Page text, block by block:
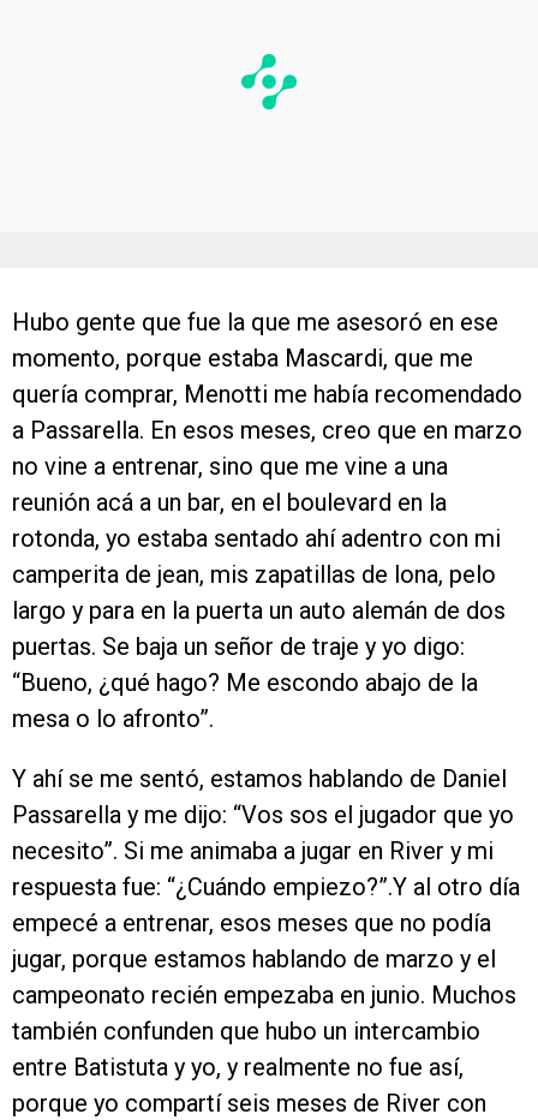
Hubo gente que fue la que me asesoró en ese
momento, porque estaba Mascardi, que me
quería comprar, Menotti me había recomendado
a Passarella. En esos meses, creo que en marzo
no vine a entrenar, sino que me vine a una
reunión acá a un bar, en el boulevard en la
rotonda, yo estaba sentado ahí adentro con mi
camperita de jean, mis zapatillas de lona, pelo
largo y para en la puerta un auto alemán de dos
puertas. Se baja un señor de traje y yo digo:
“Bueno, ¿qué hago? Me escondo abajo de la
mesa o lo afronto”.
Y ahí se me sentó, estamos hablando de Daniel
Passarella y me dijo: “Vos sos el jugador que yo
necesito”. Si me animaba a jugar en River y mi
respuesta fue: “¿Cuándo empiezo?”.Y al otro día
empecé a entrenar, esos meses que no podía
jugar, porque estamos hablando de marzo y el
campeonato recién empezaba en junio. Muchos
también confunden que hubo un intercambio
entre Batistuta y yo, y realmente no fue así,
porque yo compartí seis meses de River con